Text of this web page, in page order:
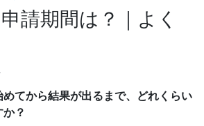
請期間は？｜よく
てから結果が出るまで、どれくらい
？